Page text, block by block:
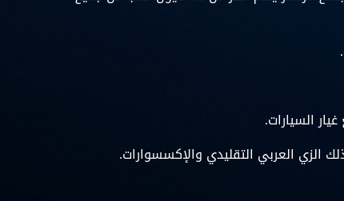
السيارات.
العربي التقليدي والإكسسوارات.